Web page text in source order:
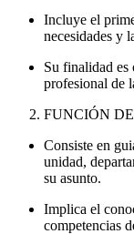
Incluye el
necesidades y
Su finalidad es
profesional de
FUNCIÓN
Consiste en
unidad,
su asunto.
Implica el
competencias